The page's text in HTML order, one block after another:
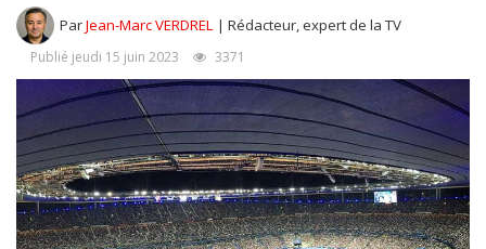
ParJean-Marc VERDREL | Rédacteur, expert de la TV
Publié jeudi 15 juin 2023 3371